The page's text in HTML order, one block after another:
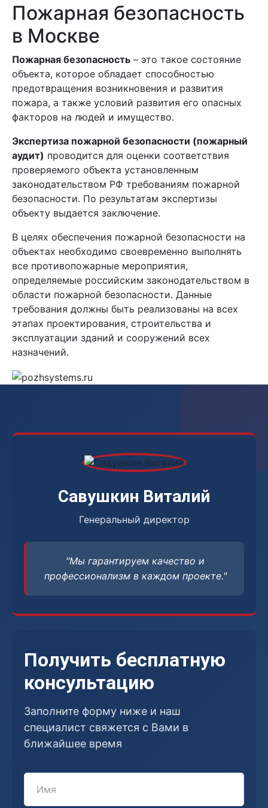
Пожарная безопасность
в Москве
Пожарная безопасность – это такое состояние
объекта, которое обладает способностью
предотвращения возникновения и развития
пожара, а также условий развития его опасных
факторов на людей и имущество.
Экспертиза пожарной безопасности (пожарный
аудит) проводится для оценки соответствия
проверяемого объекта установленным
законодательством РФ требованиям пожарной
безопасности. По результатам экспертизы
объекту выдается заключение.
В целях обеспечения пожарной безопасности на
объектах необходимо своевременно выполнять
все противопожарные мероприятия,
определяемые российским законодательством в
области пожарной безопасности. Данные
требования должны быть реализованы на всех
этапах проектирования, строительства и
эксплуатации зданий и сооружений всех
назначений.
Савушкин Виталий
Генеральный директор
"Мы гарантируем качество и
профессионализм в каждом проекте."
Получить бесплатную
консультацию
Заполните форму ниже и наш
специалист свяжется с Вами в
ближайшее время